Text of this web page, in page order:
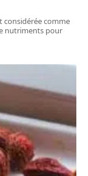
considérée comme
nutriments pour